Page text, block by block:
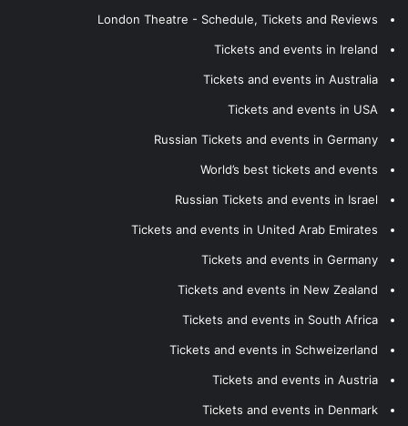
London Theatre - Schedule, Tickets and Reviews
Tickets and events in Ireland
Tickets and events in Australia
Tickets and events in USA
Russian Tickets and events in Germany
World’s best tickets and events
Russian Tickets and events in Israel
Tickets and events in United Arab Emirates
Tickets and events in Germany
Tickets and events in New Zealand
Tickets and events in South Africa
Tickets and events in Schweizerland
Tickets and events in Austria
Tickets and events in Denmark